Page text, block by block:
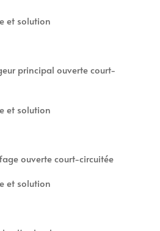
et solution
principal ouverte court-
et solution
ouverte court-circuitée
et solution